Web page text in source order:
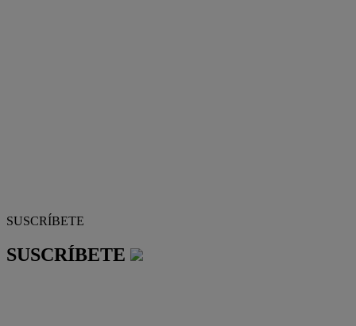
SUSCRÍBETE
SUSCRÍBETE